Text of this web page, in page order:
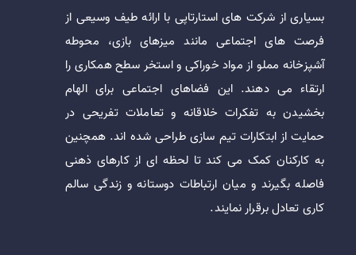
بسیاری از شرکت های استارتاپی با ارائه طیف وسیعی از
فرصت های اجتماعی مانند میزهای بازی، محوطه
آشپزخانه مملو از مواد خوراکی و استخر سطح همکاری را
ارتقاء می دهند. این فضاهای اجتماعی برای الهام
بخشیدن به تفکرات خلاقانه و تعاملات تفریحی در
حمایت از ابتکارات تیم سازی طراحی شده اند. همچنین
به کارکنان کمک می کند تا لحظه ای از کارهای ذهنی
فاصله بگیرند و میان ارتباطات دوستانه و زندگی سالم
کاری تعادل برقرار نمایند.